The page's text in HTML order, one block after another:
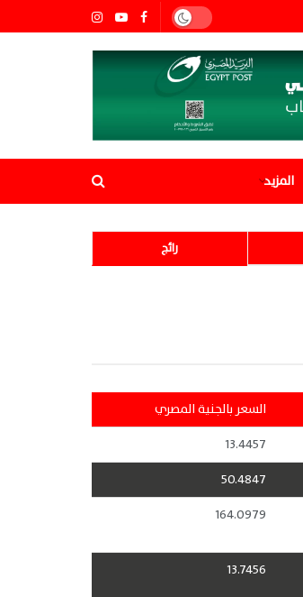
المزيد
رائج
السعر بالجنية المصري
13.4457
50.4847
164.0979
13.7456